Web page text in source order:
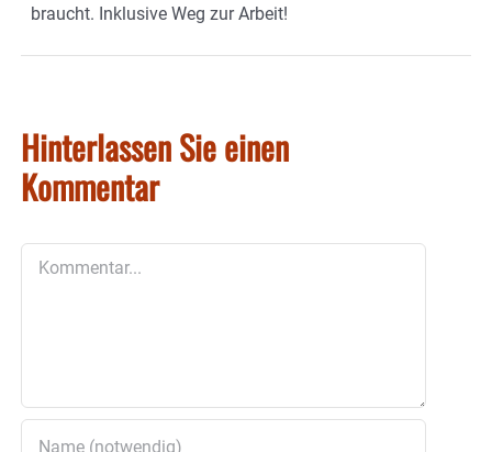
braucht. Inklusive Weg zur Arbeit!
Hinterlassen Sie einen
Kommentar